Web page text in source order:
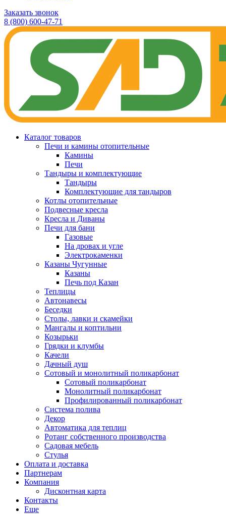
Заказать звонок
8 (800) 600-47-71
Каталог товаров
Печи и камины отопительные
Камины
Печи
Тандыры и комплектующие
Тандыры
Комплектующие для тандыров
Котлы отопительные
Подвесные кресла
Кресла и Диваны
Печи для бани
Газовые
На дровах и угле
Электрокаменки
Казаны Чугунные
Казаны
Печь под Казан
Теплицы
Автонавесы
Беседки
Столы, лавки и скамейки
Мангалы и коптильни
Козырьки
Грядки и клумбы
Качели
Дачный душ
Сотовый и монолитный поликарбонат
Сотовый поликарбонат
Монолитный поликарбонат
Профилированный поликарбонат
Система полива
Декор
Автоматика для теплиц
Ротанг собственного производства
Садовая мебель
Стулья
Оплата и доставка
Партнерам
Компания
Дисконтная карта
Контакты
Еще